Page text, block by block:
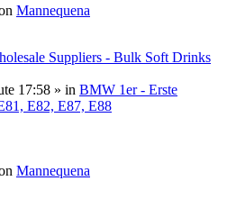
Mannequena
Suppliers - Bulk Soft Drinks
17:58 » in BMW 1er - Erste
E82, E87, E88
Mannequena